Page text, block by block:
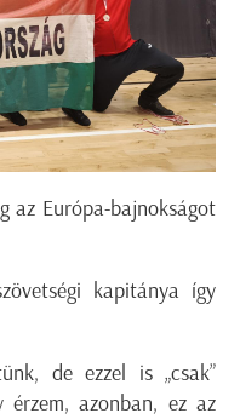
az Európa-bajnokságot
kapitánya így
de ezzel is „csak”
azonban, ez az